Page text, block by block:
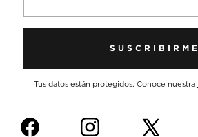
SUSCRIBIRME
Tus datos están protegidos. Conoce nuestra
f i